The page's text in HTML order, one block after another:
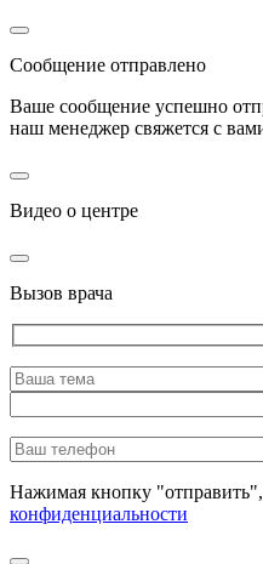
Сообщение отправлено
Ваше сообщение успешно
наш менеджер свяжется с
Видео о центре
Вызов врача
Нажимая кнопку "отправить",
конфиденциальности